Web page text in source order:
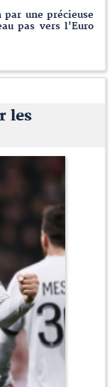
par une précieuse
pas vers l'Euro
les